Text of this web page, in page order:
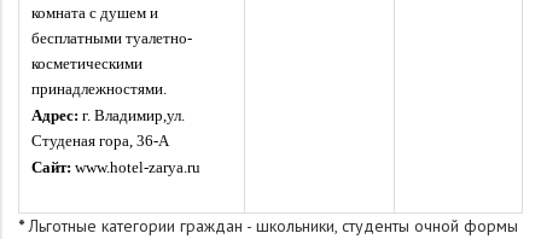
комната с душем и
бесплатными туалетно-
косметическими
принадлежностями.
Адрес: г. Владимир,ул.
Студеная гора, 36-А
Сайт: www.hotel-zarya.ru
* Льготные категории граждан - школьники, cтуденты очной формы